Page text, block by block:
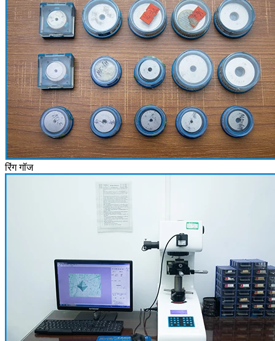
रिंग गॉज